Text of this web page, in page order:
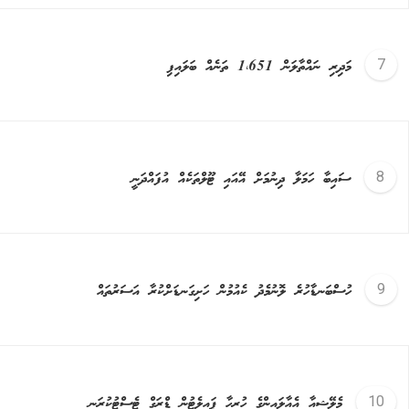
މަދިރި ނައްތާލަން 1،651 ތަނެއް ބަލައިފި
ސައިބާ ހަމަލާ ދިނުމަށް އޭއައި ޓޫލްތަކެއް އުފައްދަނީ
ހުސްބަނޑާހުރެ ލޮނުމެދު ކެއުމުން ހަށިގަނޑަށްކުރާ އަސަރުތައް
މެލޭޝިއާ އެއާލައިންގެ ހުރިހާ ޕައިލެޓުން ޑްރަގް ޓެސްޓުކުރަނީ